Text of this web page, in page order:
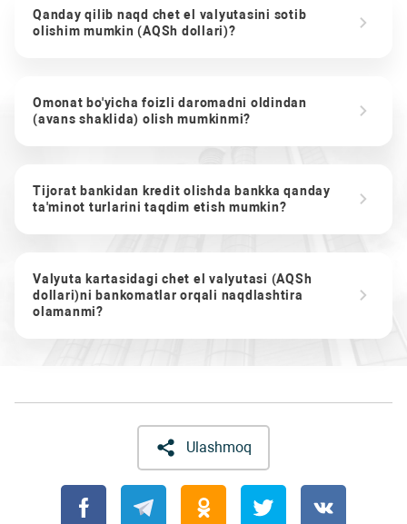
Qanday qilib naqd chet el valyutasini sotib
olishim mumkin (AQSh dollari)?
Omonat bo'yicha foizli daromadni oldindan
(avans shaklida) olish mumkinmi?
Tijorat bankidan kredit olishda bankka qanday
ta'minot turlarini taqdim etish mumkin?
Valyuta kartasidagi chet el valyutasi (AQSh
dollari)ni bankomatlar orqali naqdlashtira
olamanmi?
Ulashmoq